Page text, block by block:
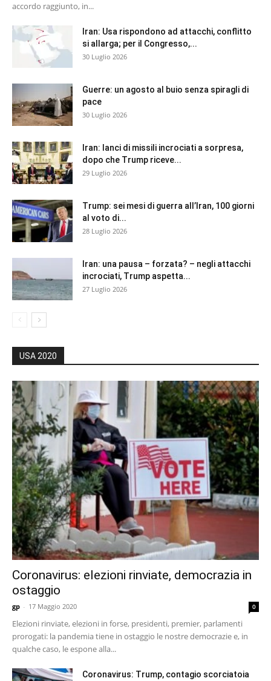
accordo raggiunto, in...
Iran: Usa rispondono ad attacchi, conflitto
si allarga; per il Congresso,...
30 Luglio 2026
Guerre: un agosto al buio senza spiragli di
pace
30 Luglio 2026
Iran: lanci di missili incrociati a sorpresa,
dopo che Trump riceve...
29 Luglio 2026
Trump: sei mesi di guerra all’Iran, 100 giorni
al voto di...
28 Luglio 2026
Iran: una pausa – forzata? – negli attacchi
incrociati, Trump aspetta...
27 Luglio 2026
USA 2020
Coronavirus: elezioni rinviate, democrazia in
ostaggio
gp - 17 Maggio 2020 0
Elezioni rinviate, elezioni in forse, presidenti, premier, parlamenti
prorogati: la pandemia tiene in ostaggio le nostre democrazie e, in
qualche caso, le espone alla...
Coronavirus: Trump, contagio scorciatoia